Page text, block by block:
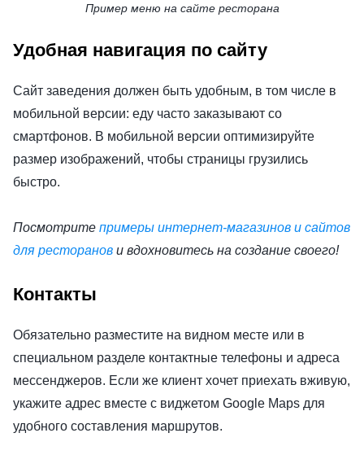
Пример меню на сайте ресторана
Удобная навигация по сайту
Сайт заведения должен быть удобным, в том числе в
мобильной версии: еду часто заказывают со
смартфонов. В мобильной версии оптимизируйте
размер изображений, чтобы страницы грузились
быстро.
Посмотрите примеры интернет-магазинов и сайтов
для ресторанов и вдохновитесь на создание своего!
Контакты
Обязательно разместите на видном месте или в
специальном разделе контактные телефоны и адреса
мессенджеров. Если же клиент хочет приехать вживую,
укажите адрес вместе с виджетом Google Maps для
удобного составления маршрутов.